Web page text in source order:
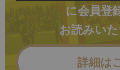
に会員登
お読みい
詳細は